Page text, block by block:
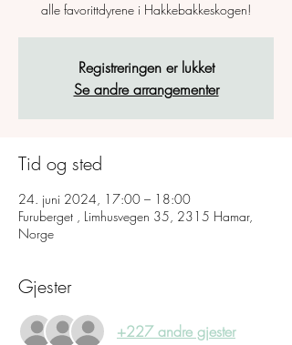
alle favorittdyrene i Hakkebakkeskogen!
Registreringen er lukket
Se andre arrangementer
Tid og sted
24. juni 2024, 17:00 – 18:00
Furuberget , Limhusvegen 35, 2315 Hamar,
Norge
Gjester
+227 andre gjester